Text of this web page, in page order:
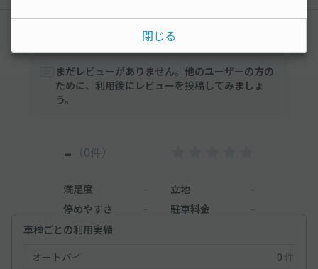
まだレビューがありません。他のユーザーの方の
ために、利用後にレビューを投稿してみましょ
う。
- （0件）
満足度 立地
停めやすさ
駐車料金
車種ごとの利用実績
オートバイ
0 件
閉じる